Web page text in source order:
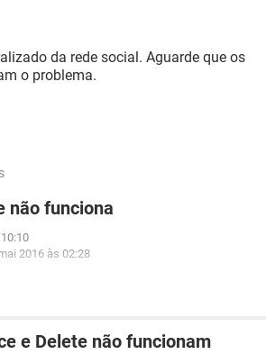
da rede social. Aguarde que os
o problema.
não funciona
2016 às 02:28
e Delete não funcionam